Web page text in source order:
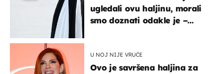
ugledali ovu haljinu, morali
smo doznati odakle je –
U NOJ NIJE VRUĆE
Ovo je savršena haljina za